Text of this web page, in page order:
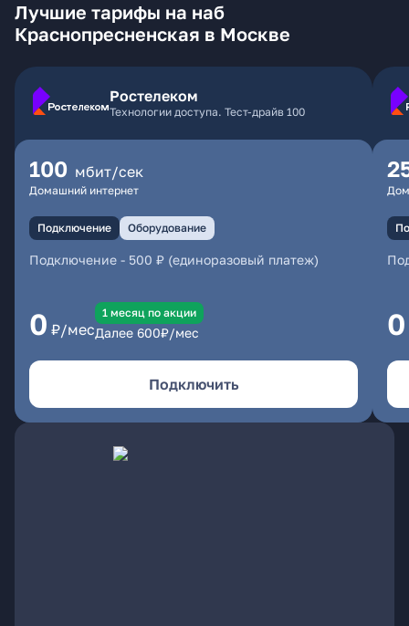
Лучшие тарифы на наб
Краснопресненская в Москве
Ростелеком
Технологии доступа. Тест-драйв 100
100 мбит/сек
Домашний интернет
Подключение Оборудование
Подключение - 500 ₽ (единоразовый платеж)
0 ₽/мес
1 месяц по акции
Далее 600₽/мес
Подключить
0